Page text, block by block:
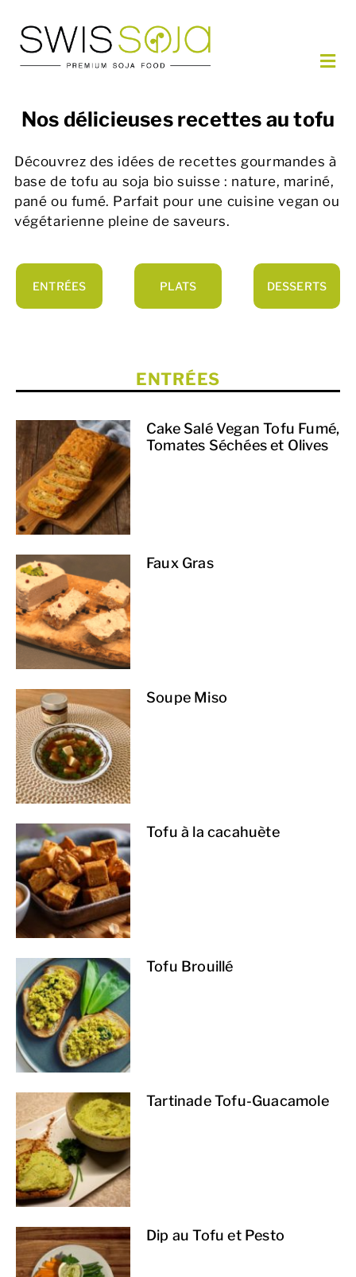
contenu
COMMANDER
RECETTES
PARTENAIRES
À PROPOS
FR
Nos délicieuses recettes au tofu
Découvrez des idées de recettes gourmandes à
base de tofu au soja bio suisse : nature, mariné,
pané ou fumé. Parfait pour une cuisine vegan ou
végétarienne pleine de saveurs.
ENTRÉES PLATS DESSERTS
ENTRÉES
Cake Salé Vegan Tofu Fumé,
Tomates Séchées et Olives
Faux Gras
Soupe Miso
Tofu à la cacahuète
Tofu Brouillé
Tartinade Tofu-Guacamole
Dip au Tofu et Pesto